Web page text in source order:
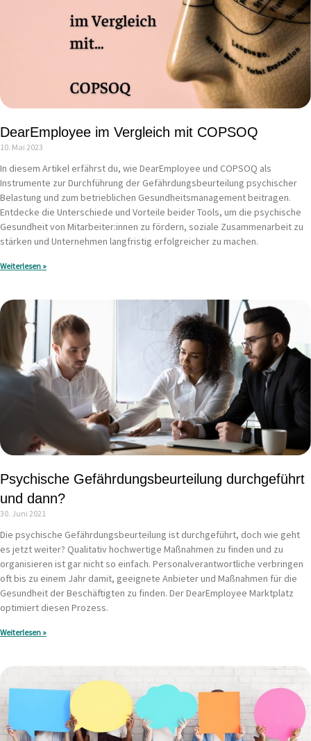
DearEmployee im Vergleich mit COPSOQ
10. Mai 2023
In diesem Artikel erfährst du, wie DearEmployee und COPSOQ als
Instrumente zur Durchführung der Gefährdungsbeurteilung psychischer
Belastung und zum betrieblichen Gesundheitsmanagement beitragen.
Entdecke die Unterschiede und Vorteile beider Tools, um die psychische
Gesundheit von Mitarbeiter:innen zu fördern, soziale Zusammenarbeit zu
stärken und Unternehmen langfristig erfolgreicher zu machen.
Weiterlesen »
Psychische Gefährdungsbeurteilung durchgeführt
und dann?
30. Juni 2021
Die psychische Gefährdungsbeurteilung ist durchgeführt, doch wie geht
es jetzt weiter? Qualitativ hochwertige Maßnahmen zu finden und zu
organisieren ist gar nicht so einfach. Personalverantwortliche verbringen
oft bis zu einem Jahr damit, geeignete Anbieter und Maßnahmen für die
Gesundheit der Beschäftigten zu finden. Der DearEmployee Marktplatz
optimiert diesen Prozess.
Weiterlesen »